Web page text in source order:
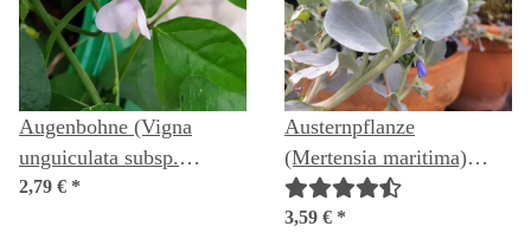
Augenbohne (Vigna
unguiculata subsp.
unguiculata) Samen
2,79 € *
Austernpflanze
(Mertensia maritima)
Samen
3,59 € *